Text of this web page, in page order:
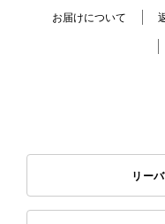
お届けについて
リー